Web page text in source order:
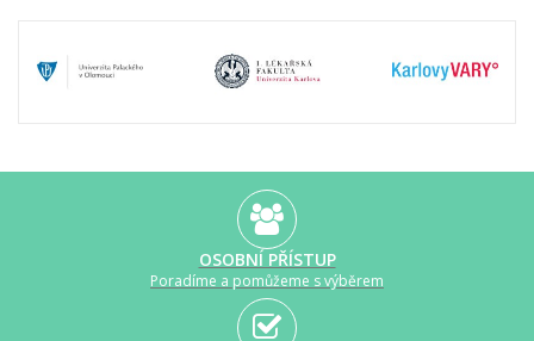
OSOBNÍ PŘÍSTUP
Poradíme a pomůžeme s výběrem